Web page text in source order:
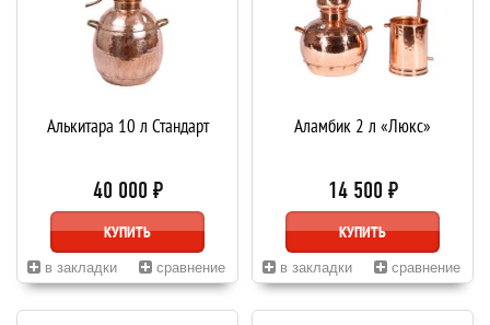
Алькитара 10 л Стандарт
40 000 ₽
КУПИТЬ
в закладки сравнение
Аламбик 2 л «Люкс»
14 500 ₽
КУПИТЬ
в закладки сравнение